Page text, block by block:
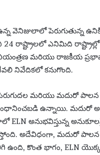
వెనిజులాలో పెరుగుతున్న
24 రాష్ట్రాలలో ఎనిమిది
నియంత్రణ మరియు రాజకీయ
నివేదికలో కనుగొంది.
మరియు మదురో
ఉన్నాయి. మదురో
ELN అనుభవిస్తున్న
అదేవిధంగా, మదురో పాలన
ఉంది, కొంత భాగం, ELN యొక్క